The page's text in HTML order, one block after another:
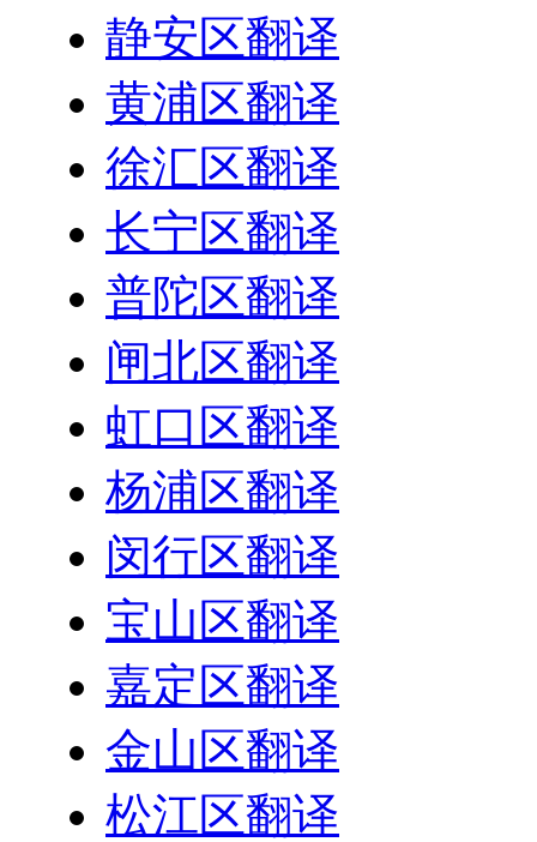
静安区翻译
黄浦区翻译
徐汇区翻译
长宁区翻译
普陀区翻译
闸北区翻译
虹口区翻译
杨浦区翻译
闵行区翻译
宝山区翻译
嘉定区翻译
金山区翻译
松江区翻译